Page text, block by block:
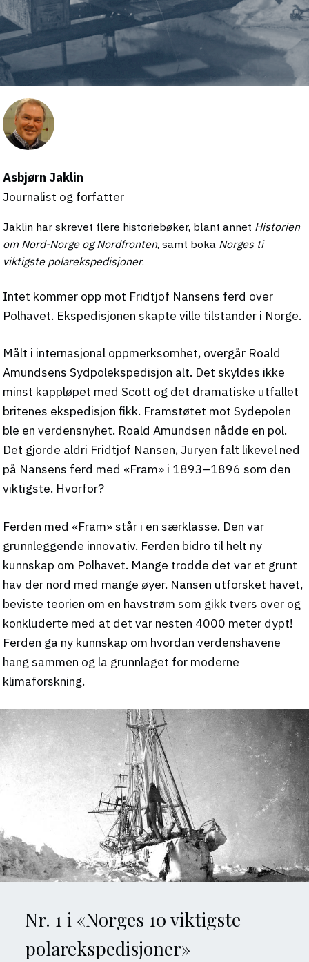
Asbjørn Jaklin
Journalist og forfatter
Jaklin har skrevet flere historiebøker, blant annet Historien
om Nord-Norge og Nordfronten, samt boka Norges ti
viktigste polarekspedisjoner.
Intet kommer opp mot Fridtjof Nansens ferd over
Polhavet. Ekspedisjonen skapte ville tilstander i Norge.
Målt i internasjonal oppmerksomhet, overgår Roald
Amundsens Sydpolekspedisjon alt. Det skyldes ikke
minst kappløpet med Scott og det dramatiske utfallet
britenes ekspedisjon fikk. Framstøtet mot Sydepolen
ble en verdensnyhet. Roald Amundsen nådde en pol.
Det gjorde aldri Fridtjof Nansen, Juryen falt likevel ned
på Nansens ferd med «Fram» i 1893–1896 som den
viktigste. Hvorfor?
Ferden med «Fram» står i en særklasse. Den var
grunnleggende innovativ. Ferden bidro til helt ny
kunnskap om Polhavet. Mange trodde det var et grunt
hav der nord med mange øyer. Nansen utforsket havet,
beviste teorien om en havstrøm som gikk tvers over og
konkluderte med at det var nesten 4000 meter dypt!
Ferden ga ny kunnskap om hvordan verdenshavene
hang sammen og la grunnlaget for moderne
klimaforskning.
Nr. 1 i «Norges 10 viktigste
polarekspedisjoner»